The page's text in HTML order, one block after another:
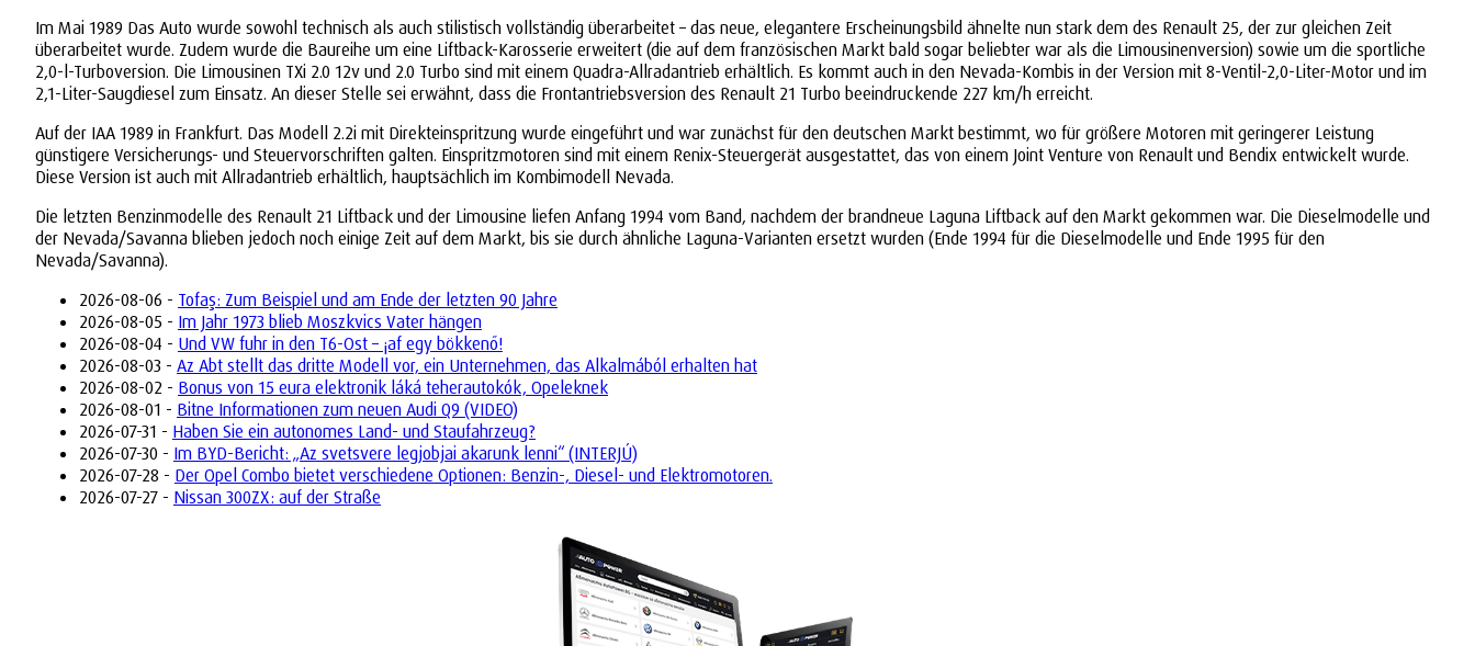
Im Mai 1989 Das Auto wurde sowohl technisch als auch stilistisch vollständig überarbeitet – das neue, elegantere Erscheinungsbild ähnelte nun stark dem des Renault 25, der zur gleichen Zeit
überarbeitet wurde. Zudem wurde die Baureihe um eine Liftback-Karosserie erweitert (die auf dem französischen Markt bald sogar beliebter war als die Limousinenversion) sowie um die sportliche
2,0-l-Turboversion. Die Limousinen TXi 2.0 12v und 2.0 Turbo sind mit einem Quadra-Allradantrieb erhältlich. Es kommt auch in den Nevada-Kombis in der Version mit 8-Ventil-2,0-Liter-Motor und im
2,1-Liter-Saugdiesel zum Einsatz. An dieser Stelle sei erwähnt, dass die Frontantriebsversion des Renault 21 Turbo beeindruckende 227 km/h erreicht.
Auf der IAA 1989 in Frankfurt. Das Modell 2.2i mit Direkteinspritzung wurde eingeführt und war zunächst für den deutschen Markt bestimmt, wo für größere Motoren mit geringerer Leistung
günstigere Versicherungs- und Steuervorschriften galten. Einspritzmotoren sind mit einem Renix-Steuergerät ausgestattet, das von einem Joint Venture von Renault und Bendix entwickelt wurde.
Diese Version ist auch mit Allradantrieb erhältlich, hauptsächlich im Kombimodell Nevada.
Die letzten Benzinmodelle des Renault 21 Liftback und der Limousine liefen Anfang 1994 vom Band, nachdem der brandneue Laguna Liftback auf den Markt gekommen war. Die Dieselmodelle und
der Nevada/Savanna blieben jedoch noch einige Zeit auf dem Markt, bis sie durch ähnliche Laguna-Varianten ersetzt wurden (Ende 1994 für die Dieselmodelle und Ende 1995 für den
Nevada/Savanna).
2026-08-06 - Tofaş: Zum Beispiel und am Ende der letzten 90 Jahre
2026-08-05 - Im Jahr 1973 blieb Moszkvics Vater hängen
2026-08-04 - Und VW fuhr in den T6-Ost – ¡af egy bökkenő!
2026-08-03 - Az Abt stellt das dritte Modell vor, ein Unternehmen, das Alkalmából erhalten hat
2026-08-02 - Bonus von 15 eura elektronik láká teherautokók, Opeleknek
2026-08-01 - Bitne Informationen zum neuen Audi Q9 (VIDEO)
2026-07-31 - Haben Sie ein autonomes Land- und Staufahrzeug?
2026-07-30 - Im BYD-Bericht: „Az svetsvere legjobjai akarunk lenni“ (INTERJÚ)
2026-07-28 - Der Opel Combo bietet verschiedene Optionen: Benzin-, Diesel- und Elektromotoren.
2026-07-27 - Nissan 300ZX: auf der Straße